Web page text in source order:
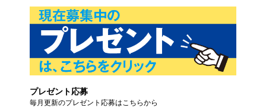
プレゼント応募
毎月更新のプレゼント応募はこちらから